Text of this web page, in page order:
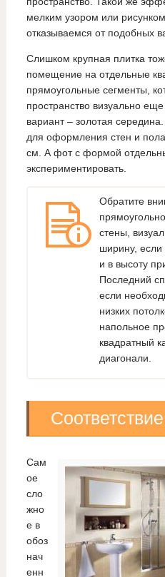
мелким узором или
отказываемся от подобных
Слишком крупная плитка
помещение на отдельные
прямоугольные сегменты,
пространство визуально
вариант – золотая
для оформления стен и
см. А фот с формой
экспериментировать.
Обратите
стены,
ширину, если
и в высоту
Последний
если
низких
напольное
квадратный
диагонали.
Сам
ое
сло
жно
е в
обоз
нач
енн